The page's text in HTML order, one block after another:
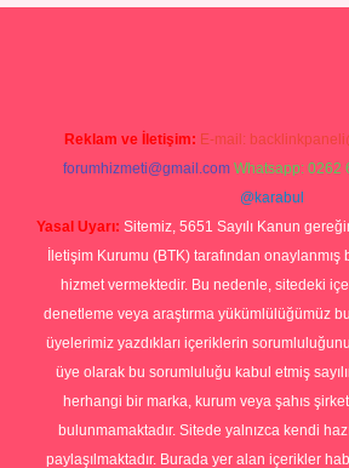
Reklam ve İletişim: E-mail:
forumhizmeti@gmail.com Whatsapp: 0262
@karabul
Yasal Uyarı: Sitemiz, 5651 Sayılı Kanun
İletişim Kurumu (BTK) tarafından onaylanmış
hizmet vermektedir. Bu nedenle, sitedeki
denetleme veya araştırma yükümlülüğümüz
üyelerimiz yazdıkları içeriklerin
üye olarak bu sorumluluğu kabul etmiş
herhangi bir marka, kurum veya şahıs
bulunmamaktadır. Sitede yalnızca kendi
paylaşılmaktadır. Burada yer alan içerikler